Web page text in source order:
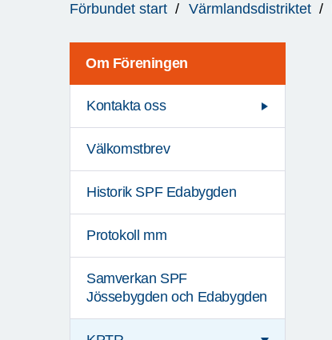
är
Förbundet start Värmlandsdistriktet
Om Föreningen
Kontakta oss
Välkomstbrev
Historik SPF Edabygden
Protokoll mm
Samverkan SPF
Jössebygden och Edabygden